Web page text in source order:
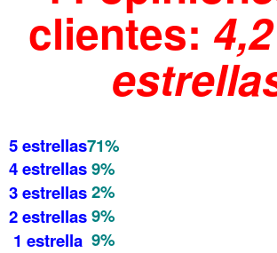
clientes:
5 estrellas71%
4 estrellas9%
3 estrellas2%
2 estrellas9%
1 estrella 9%